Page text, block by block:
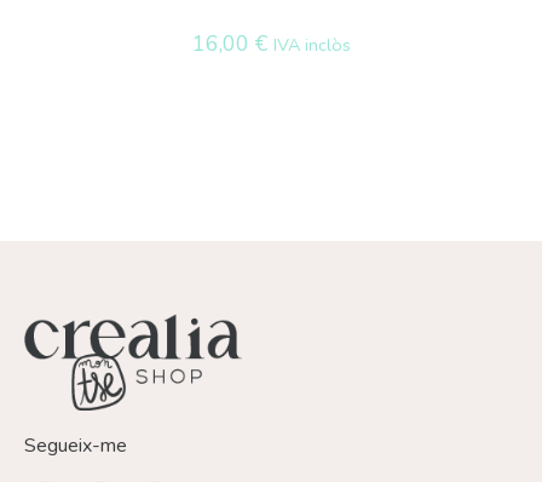
16,00 € IVA inclòs
Segueix-me